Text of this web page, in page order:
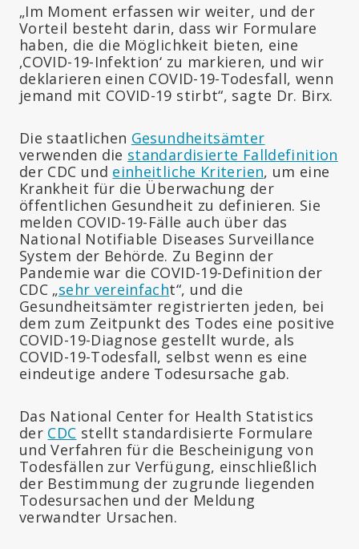
„Im Moment erfassen wir weiter, und der
Vorteil besteht darin, dass wir Formulare
haben, die die Möglichkeit bieten, eine
‚COVID-19-Infektion‘ zu markieren, und wir
deklarieren einen COVID-19-Todesfall, wenn
jemand mit COVID-19 stirbt“, sagte Dr. Birx.
Die staatlichen Gesundheitsämter
verwenden die standardisierte Falldefinition
der CDC und einheitliche Kriterien, um eine
Krankheit für die Überwachung der
öffentlichen Gesundheit zu definieren. Sie
melden COVID-19-Fälle auch über das
National Notifiable Diseases Surveillance
System der Behörde. Zu Beginn der
Pandemie war die COVID-19-Definition der
CDC „sehr vereinfacht“, und die
Gesundheitsämter registrierten jeden, bei
dem zum Zeitpunkt des Todes eine positive
COVID-19-Diagnose gestellt wurde, als
COVID-19-Todesfall, selbst wenn es eine
eindeutige andere Todesursache gab.
Das National Center for Health Statistics
der CDC stellt standardisierte Formulare
und Verfahren für die Bescheinigung von
Todesfällen zur Verfügung, einschließlich
der Bestimmung der zugrunde liegenden
Todesursachen und der Meldung
verwandter Ursachen.